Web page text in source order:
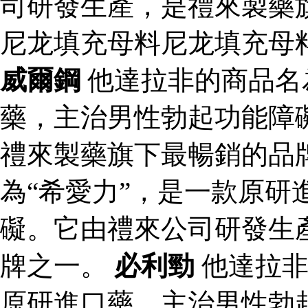
尼龙填充母料尼龙填充
威爾鋼 他達拉非的商品
藥，主治男性勃起功能障
禮來製藥旗下最暢銷的品
為“希愛力”，是一款原研
礙。它由禮來公司研發生
牌之一。 必利勁 他達拉